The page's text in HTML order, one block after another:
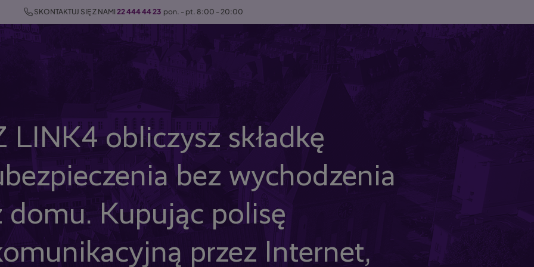
SKONTAKTUJ SIĘ Z NAMI 22 444 44 23 pon. - pt. 8:00 - 20:00
LINK4 obliczysz składkę
bez wychodzenia
domu. Kupując polisę
przez Internet,